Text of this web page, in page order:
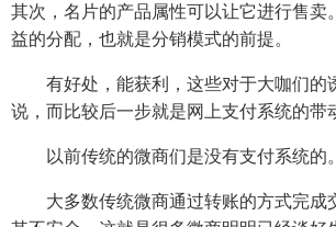
其次，名片的产品属性可以让它进行售卖
益的分配，也就是分销模式的前提。
有好处，能获利，这些对于大咖们的
说，而比较后一步就是网上支付系统的带
以前传统的微商们是没有支付系统的。
大多数传统微商通过转账的方式完成